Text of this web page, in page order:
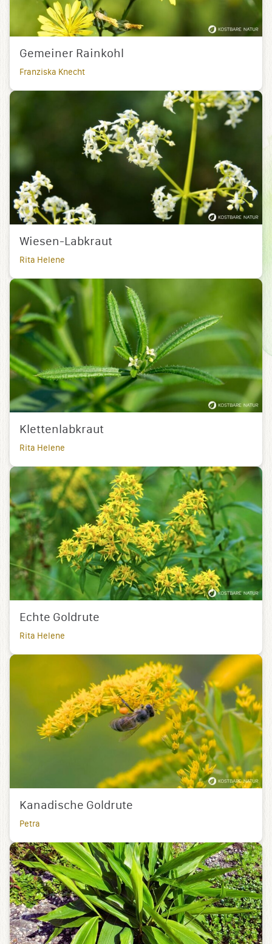
Gemeiner Rainkohl
Franziska Knecht
Wiesen-Labkraut
Rita Helene
Klettenlabkraut
Rita Helene
Echte Goldrute
Rita Helene
Kanadische Goldrute
Petra